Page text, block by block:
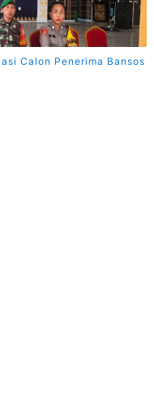
Calon Penerima Bansos